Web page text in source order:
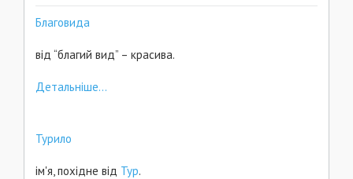
Благовида
від “благий вид” – красива.
Детальніше...
Турило
ім'я, похідне від Тур.